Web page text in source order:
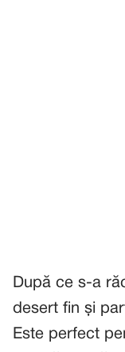
După ce s-a
desert fin și
Este perfect